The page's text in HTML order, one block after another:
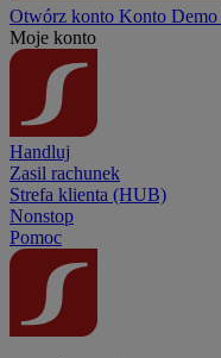
Otwórz konto Konto Demo
Moje konto
Handluj
Zasil rachunek
Strefa klienta (HUB)
Nonstop
Pomoc